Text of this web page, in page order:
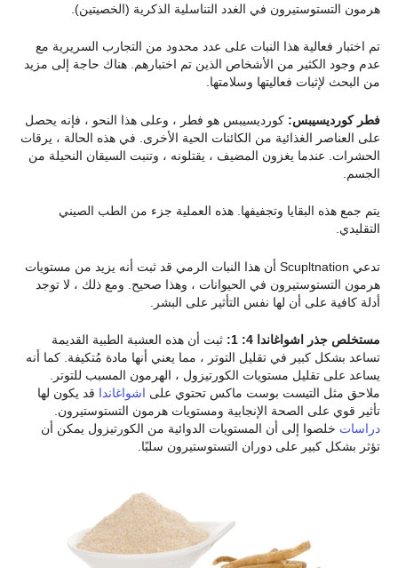
هرمون التستوستيرون في الغدد التناسلية الذكرية (الخصيتين).
تم اختبار فعالية هذا النبات على عدد محدود من التجارب السريرية مع
عدم وجود الكثير من الأشخاص الذين تم اختبارهم. هناك حاجة إلى مزيد
من البحث لإثبات فعاليتها وسلامتها.
فطر كورديسيبس: كورديسيبس هو فطر ، وعلى هذا النحو ، فإنه يحصل
على العناصر الغذائية من الكائنات الحية الأخرى. في هذه الحالة ، يرقات
الحشرات. عندما يغزون المضيف ، يقتلونه ، وتنبت السيقان النحيلة من
الجسم.
يتم جمع هذه البقايا وتجفيفها. هذه العملية جزء من الطب الصيني
التقليدي.
تدعي Scupltnation أن هذا النبات الرمي قد ثبت أنه يزيد من مستويات
هرمون التستوستيرون في الحيوانات ، وهذا صحيح. ومع ذلك ، لا توجد
أدلة كافية على أن لها نفس التأثير على البشر.
مستخلص جذر اشواغاندا 4: 1:
ثبت أن هذه العشبة الطبية القديمة
تساعد بشكل كبير في تقليل التوتر ، مما يعني أنها مادة مُتكيفة. كما أنه
يساعد على تقليل مستويات الكورتيزول ، الهرمون المسبب للتوتر.
ملاحق مثل التيست بوست ماكس تحتوي على اشواغاندا قد يكون لها
تأثير قوي على الصحة الإنجابية ومستويات هرمون التستوستيرون.
دراسات خلصوا إلى أن المستويات الدوائية من الكورتيزول يمكن أن
تؤثر بشكل كبير على دوران التستوستيرون سلبًا.